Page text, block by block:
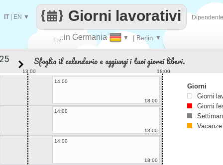
Fai..in Germania ▼ | Berlin ▼
Giorni lavorativi
IT| EN ▼
Sfoglia il calendario e aggiungi i tuoi giorni liberi.
13:00
18:00
14:00
18:00
14:00
18:00
14:00
18:00
Giorni
Giorni
Giorni
Vacanze